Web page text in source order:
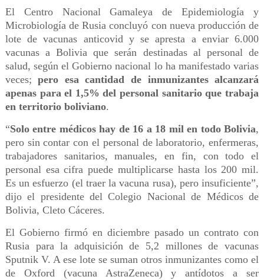
El Centro Nacional Gamaleya de Epidemiología y
Microbiología de Rusia concluyó con nueva producción de
lote de vacunas anticovid y se apresta a enviar 6.000
vacunas a Bolivia que serán destinadas al personal de
salud, según el Gobierno nacional lo ha manifestado varias
veces;pero esa cantidad de inmunizantes alcanzará
apenas para el 1,5% del personal sanitario que trabaja
en territorio boliviano.
“Solo entre médicos hay de 16 a 18 mil en todo Bolivia,
pero sin contar con el personal de laboratorio, enfermeras,
trabajadores sanitarios, manuales, en fin, con todo el
personal esa cifra puede multiplicarse hasta los 200 mil.
Es un esfuerzo (el traer la vacuna rusa), pero insuficiente”,
dijo el presidente del Colegio Nacional de Médicos de
Bolivia, Cleto Cáceres.
El Gobierno firmó en diciembre pasado un contrato con
Rusia para la adquisición de 5,2 millones de vacunas
Sputnik V. A ese lote se suman otros inmunizantes como el
de Oxford (vacuna AstraZeneca) y antídotos a ser